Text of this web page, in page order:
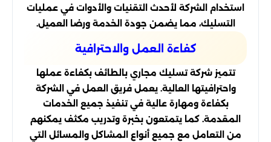
استخدام الشركة لأحدث التقنيات والأدوات في عمليات
التسليك، مما يضمن جودة الخدمة ورضا العميل.
كفاءة العمل والاحترافية
تتميز شركة تسليك مجاري بالطائف بكفاءة عملها
واحترافيتها العالية. يعمل فريق العمل في الشركة
بكفاءة ومهارة عالية في تنفيذ جميع الخدمات
المقدمة. كما يتمتعون بخبرة وتدريب مكثف يمكنهم
من التعامل مع جميع أنواع المشاكل والمسائل التي